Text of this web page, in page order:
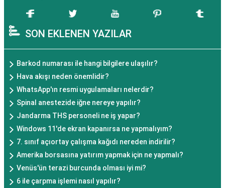
SON EKLENEN YAZILAR
Barkod numarası ile hangi bilgilere ulaşılır?
Hava akışı neden önemlidir?
WhatsApp'ın resmi uygulamaları nelerdir?
Spinal anestezide iğne nereye yapılır?
Jandarma THS personeli ne iş yapar?
Windows 11'de ekran kapanırsa ne yapmalıyım?
7. sınıf açıortay çalışma kağıdı nereden indirilir?
Amerika borsasına yatırım yapmak için ne yapmalı?
Venüs'ün terazi burcunda olması iyi mi?
6 ile çarpma işlemi nasıl yapılır?